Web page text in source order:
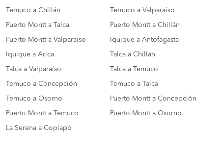
Temuco a Chillán Temuco a Valparaiso
Puerto Montt a Talca Puerto Montt a Chillán
Puerto Montt a Valparaiso Iquique a Antofagasta
Iquique a Arica Talca a Chillán
Talca a Valparaíso Talca a Temuco
Temuco a Concepción Temuco a Talca
Temuco a Osorno Puerto Montt a Concepción
Puerto Montt a Temuco Puerto Montt a Osorno
La Serena a Copiapó